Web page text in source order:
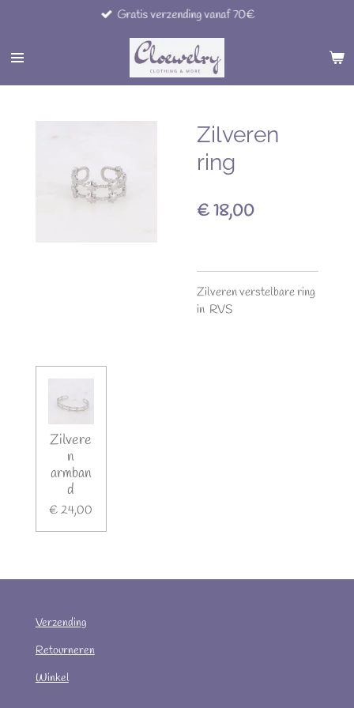
naar
hoofdinhoud
Gratis verzending vanaf 70€
Zilveren
ring
€ 18,00
Zilveren verstelbare ring
in RVS
Zilvere
n
armban
d
€ 24,00
Verzending
Retourneren
Winkel